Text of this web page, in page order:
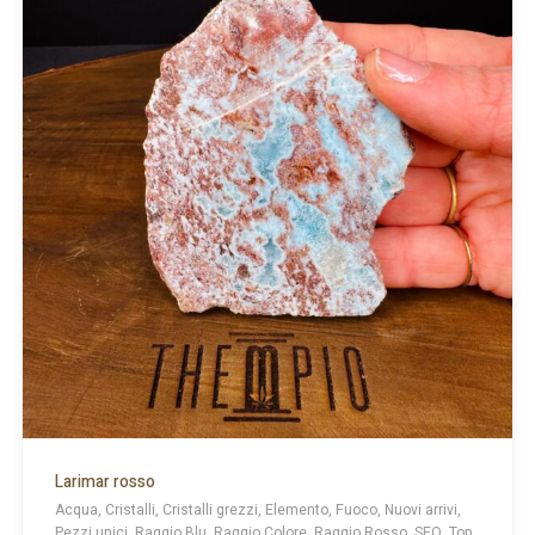
Larimar rosso
Acqua, Cristalli, Cristalli grezzi, Elemento, Fuoco, Nuovi arrivi,